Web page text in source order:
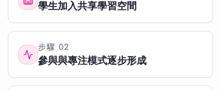
學生加入共享學習空間
步驟 02
參與與專注模式逐步形成